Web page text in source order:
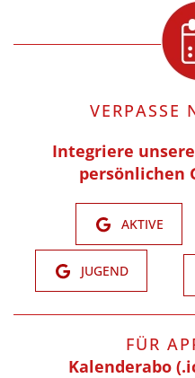
VERPASSE
Integriere
persönlichen
AKTIVE
JUGEND
FÜR
Kalenderabo